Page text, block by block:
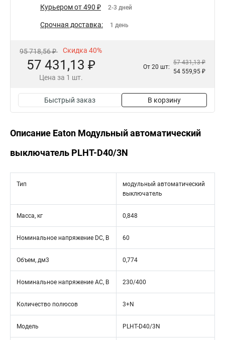
Курьером от 490 ₽ 2-3 дней
Срочная доставка: 1 день
95 718,56 ₽ Скидка 40%
57 431,13 ₽
Цена за 1 шт.
От 20 шт:
57 431,13 ₽
54 559,95 ₽
Быстрый заказ В корзину
Описание Eaton Модульный автоматический
выключатель PLHT-D40/3N
Тип
модульный автоматический
выключатель
Масса, кг 0,848
Номинальное напряжение DC, В 60
Объем, дм3 0,774
Номинальное напряжение АС, В 230/400
Количество полюсов 3+N
Модель PLHT-D40/3N